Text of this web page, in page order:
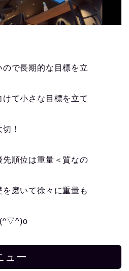
で長期的な目標を立
て小さな目標を立て
！
順位は重量＜質なの
磨いて徐々に重量も
ュー